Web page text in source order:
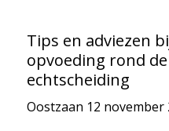
Tips en adviezen
opvoeding rond de
echtscheiding
Oostzaan 12 november